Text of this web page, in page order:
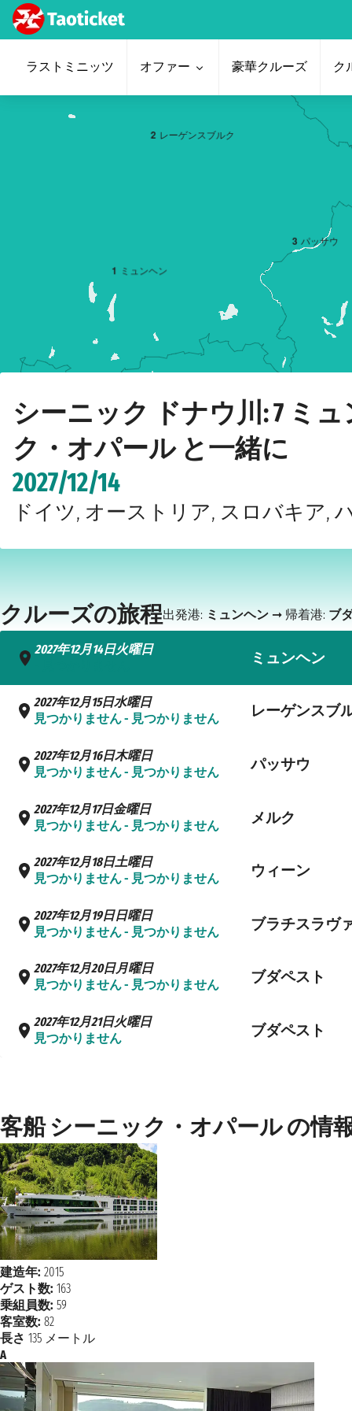
ラストミニッツ オファー 豪華クルーズ ク
1 ミュンヘン
2 レーゲンスブルク
3 パッサウ
シーニック ドナウ川: 7 ミ
ク・オパール と一緒に
2027/12/14
ドイツ, オーストリア, スロバキア,
クルーズの旅程出発港: ミュンヘン ➞ 帰着港: ブ
2027年12月14日火曜日
ミュンヘン
2027年12月15日水曜日
見つかりません - 見つかりません
レーゲンスブ
2027年12月16日木曜日
見つかりません - 見つかりません
パッサウ
2027年12月17日金曜日
見つかりません - 見つかりません
メルク
2027年12月18日土曜日
見つかりません - 見つかりません
ウィーン
2027年12月19日日曜日
見つかりません - 見つかりません
ブラチスラヴ
2027年12月20日月曜日
見つかりません - 見つかりません
ブダペスト
2027年12月21日火曜日
見つかりません
ブダペスト
客船 シーニック・オパール の情
建造年: 2015
ゲスト数: 163
乗組員数: 59
客室数: 82
長さ 135 メートル
A